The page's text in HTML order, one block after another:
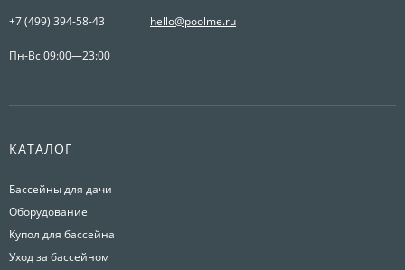
+7 (499) 394-58-43 hello@poolme.ru
Пн-Вс 09:00—23:00
КАТАЛОГ
Бассейны для дачи
Оборудование
Купол для бассейна
Уход за бассейном